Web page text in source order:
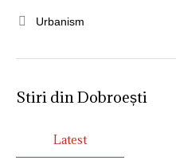
Urbanism
Stiri din Dobroești
Latest